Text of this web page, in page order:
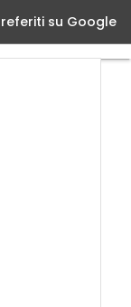
su Google